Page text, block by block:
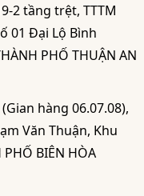
2 tầng trệt, TTTM
01 Đại Lộ Bình
PHỐ THUẬN AN
hàng 06.07.08),
Văn Thuận, Khu
BIÊN HÒA